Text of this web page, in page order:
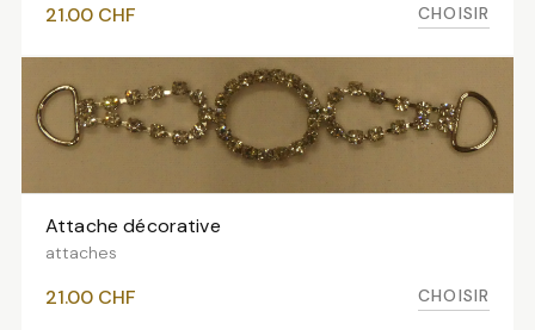
21.00 CHF CHOISIR
VOIR LES VARIANTES
Attache décorative
attaches
21.00 CHF CHOISIR